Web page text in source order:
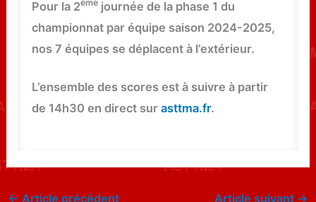
Pour la 2ème journée de la phase 1 du
championnat par équipe saison 2024-2025,
nos 7 équipes se déplacent à l’extérieur.
L’ensemble des scores est à suivre à partir
de 14h30 en direct surasttma.fr.
← Article précédent Article suivant →